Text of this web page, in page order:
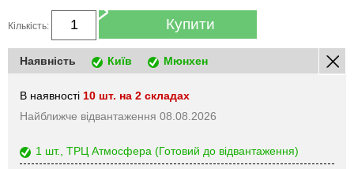
Кількість: Купити
Наявність Київ Мюнхен
В наявності 10 шт. на 2 складах
Найближче відвантаження 08.08.2026
1 шт., ТРЦ Атмосфера (Готовий до відвантаження)